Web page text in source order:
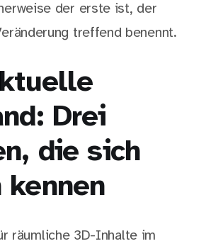
der erste ist, der
treffend benennt.
Drei
die sich
kennen
räumliche 3D-Inhalte im